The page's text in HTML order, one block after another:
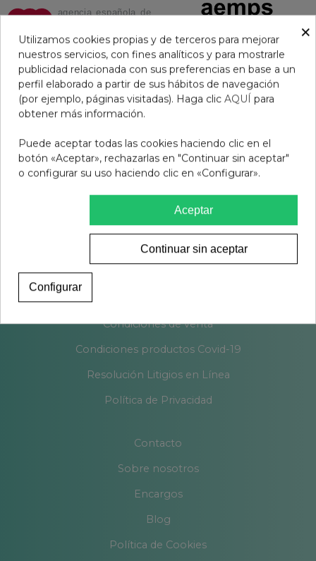
Condiciones de venta
Condiciones productos Covid-19
Resolución Litigios en Línea
Política de Privacidad
Contacto
Sobre nosotros
Encargos
Blog
Política de Cookies
×
Utilizamos cookies propias y de terceros para mejorar
nuestros servicios, con fines analíticos y para mostrarle
publicidad relacionada con sus preferencias en base a un
perfil elaborado a partir de sus hábitos de navegación
(por ejemplo, páginas visitadas). Haga clic AQUÍ para
obtener más información.
Puede aceptar todas las cookies haciendo clic en el
botón «Aceptar», rechazarlas en "Continuar sin aceptar"
o configurar su uso haciendo clic en «Configurar».
Aceptar
Continuar sin aceptar
Configurar